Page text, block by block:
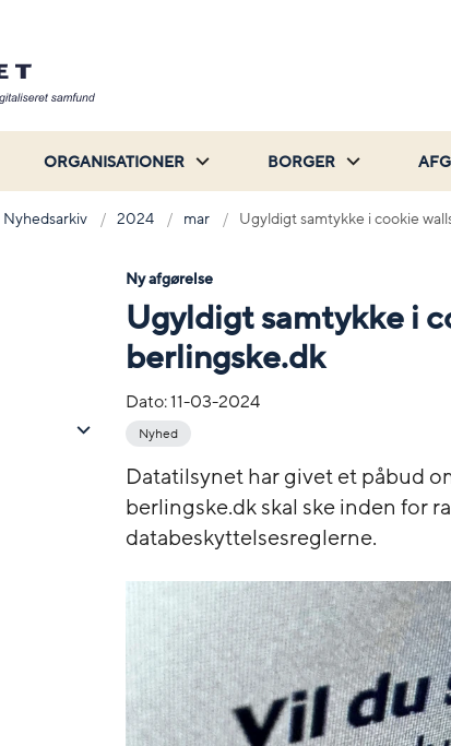
ORGANISATIONER BORGER
Nyhedsarkiv 2024 mar Ugyldigt samtykke i cookie
Ny afgørelse
Ugyldigt samtykke i
berlingske.dk
Dato:11-03-2024
Nyhed
Datatilsynet har givet et påbud
berlingske.dk skal ske inden for
databeskyttelsesreglerne.